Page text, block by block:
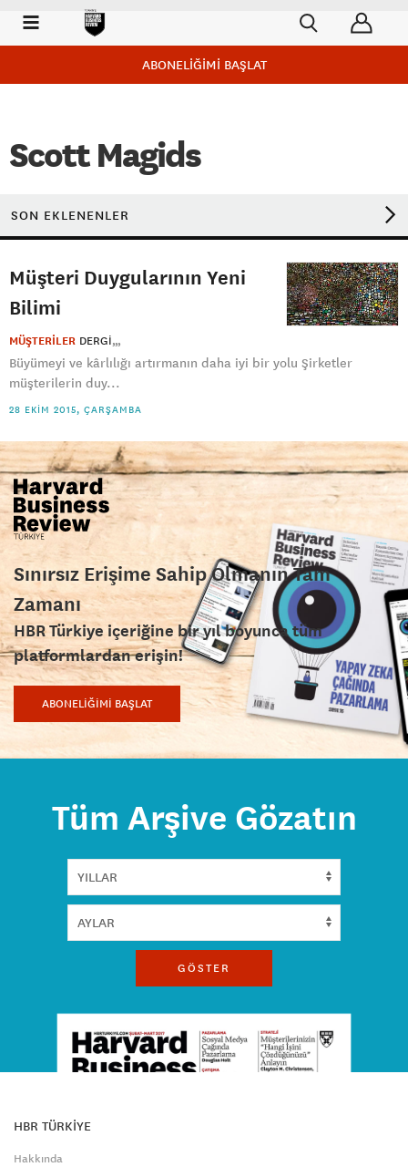
ABONELİĞİMİ BAŞLAT
Scott Magids
SON EKLENENLER
Müşteri Duygularının Yeni
Bilimi
MÜŞTERİLER DERGI
Büyümeyi ve kârlılığı artırmanın daha iyi bir yolu Şirketler
müşterilerin duy...
28 EKIM 2015, ÇARŞAMBA
Sınırsız Erişime Sahip Olmanın Tam
Zamanı
HBR Türkiye içeriğine bir yıl boyunca tüm
platformlardan erişin!
ABONELİĞİMİ BAŞLAT
Tüm Arşive Gözatın
GÖSTER
HBR TÜRKİYE
Hakkında